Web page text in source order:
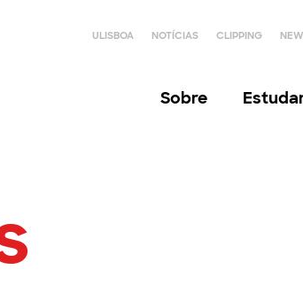
ULISBOA NOTÍCIAS CLIPPING
Sobre